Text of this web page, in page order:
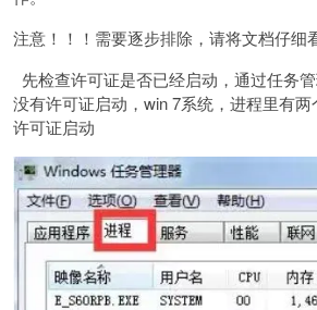
注意！！！需要逐步排除，请将文档仔细
先检查许可证是否已经启动，通过任务
没有许可证启动，win 7系统，进程里有
许可证启动